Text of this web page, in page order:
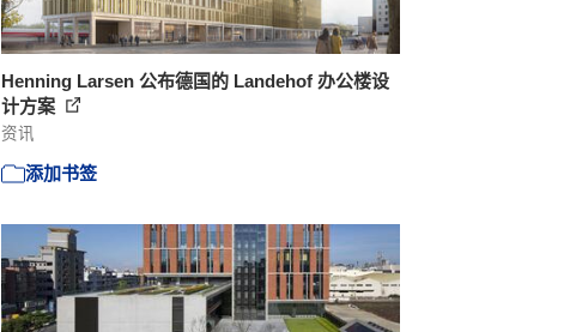
Henning Larsen 公布德国的 Landehof 办公楼设
计方案
资讯
添加书签